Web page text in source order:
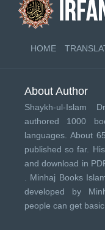
HOME
About Author
Shaykh-ul-Islam
authored 1000
languages. About
published so far.
and download in
Minhaj Books
developed by
people can get